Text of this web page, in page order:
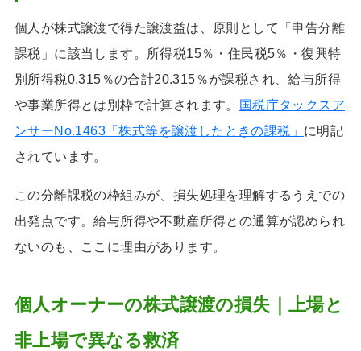
個人が株式譲渡で得た譲渡益は、原則として「申告分離
課税」に該当します。所得税15％・住民税5％・復興特
別所得税0.315％の合計20.315％が課税され、給与所得
や事業所得とは別枠で計算されます。
国税庁タックスア
ンサーNo.1463「株式等を譲渡したときの課税」 に明記
されています。
この分離課税の枠組みが、損失処理を理解するうえでの
出発点です。給与所得や不動産所得との通算が認められ
ないのも、ここに理由があります。
個人オーナーの株式譲渡の損失｜上場と
非上場で異なる救済